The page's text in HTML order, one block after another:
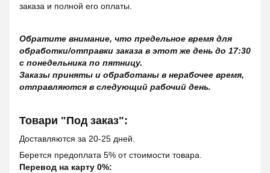
заказа и полной его оплаты.
Обратите внимание, что предельное время для
обработки/отправки заказа в этот же день до 17:30
с понедельника по пятницу.
Заказы приняты и обработаны в нерабочее время,
отправляются в следующий рабочий день.
Товари "Под заказ":
Доставляются за 20-25 дней.
Берется предоплата 5% от стоимости товара.
Перевод на карту 0%: